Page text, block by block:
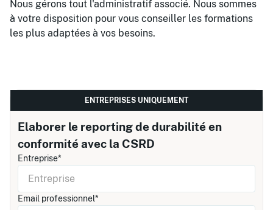
Nous gérons tout l'administratif associé. Nous sommes
à votre disposition pour vous conseiller les formations
les plus adaptées à vos besoins.
ENTREPRISES UNIQUEMENT
Elaborer le reporting de durabilité en
conformité avec la CSRD
Entreprise*
Email professionnel*